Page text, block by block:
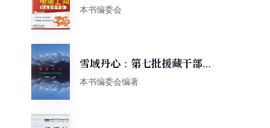
本书编委会
雪域丹心：第七批援藏干部人
才的心路故事
本书编委会编著